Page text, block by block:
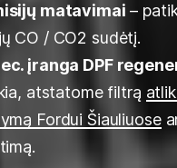
matavimai –
CO / CO2 sudėtį.
įranga DPF
atstatome filtrą
Fordui Šiauliuose